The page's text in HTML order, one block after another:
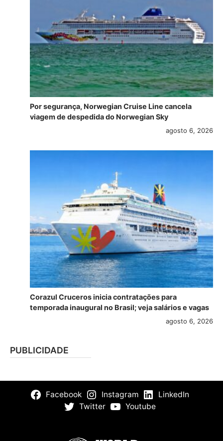
Por segurança, Norwegian Cruise Line cancela
viagem de despedida do Norwegian Sky
agosto 6, 2026
Corazul Cruceros inicia contratações para
temporada inaugural no Brasil; veja salários e vagas
agosto 6, 2026
PUBLICIDADE
Facebook Instagram
LinkedIn
Twitter
Youtube